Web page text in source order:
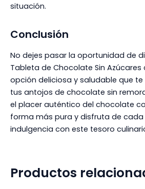
situación.
Conclusión
No dejes pasar la oportunidad de
Tableta de Chocolate Sin Azúcares
opción deliciosa y saludable que
tus antojos de chocolate sin
el placer auténtico del chocolate
forma más pura y disfruta de
indulgencia con este tesoro
Productos